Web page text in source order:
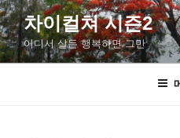
차이컬쳐 시즌2
어디서 살든 행복하면 그만